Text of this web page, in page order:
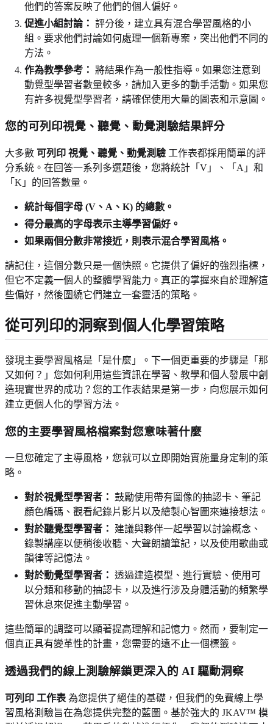
他們的答案反映了他們的個人偏好。
促進小組討論： 評分後，建立具有混合學習風格的小
組。要求他們討論如何處理一個新專案，突出他們不同的
方法。
作為教學參考： 將結果作為一般性指導。如果您注意到
動覺型學習者數量較多，請加入更多的動手活動。如果您
有許多視覺型學習者，請確保使用大量的圖表和示意圖。
您的可列印視覺、聽覺、動覺測驗結果評分
大多數 可列印 視覺、聽覺、動覺測驗 工作表都採用簡單的評
分系統。在回答一系列多選題後，您將統計「V」、「A」和
「K」的回答數量。
統計每個字母 (V、A、K) 的總數。
得分最高的字母表示主導學習偏好。
如果兩個分數非常接近，則表示混合學習風格。
請記住，這個分數只是一個快照。它提供了偏好的強烈指標，
但它不定義一個人的整體學習能力。真正的掌握來自於理解這
些偏好，然後圍繞它們建立一套靈活的策略。
從可列印的洞察到個人化學習策略
發現主要學習風格是「是什麼」。下一個更重要的步驟是「那
又如何？」您如何利用這些資訊在學習、教學和個人發展中創
造現實世界的成功？您的工作表結果是第一步，向您展示如何
建立更個人化的學習方法。
您的主要學習風格檔案對您意味著什麼
一旦您確定了主導風格，您就可以立即開始實施量身定制的策
略。
對於視覺型學習者： 鼓勵使用帶有圖像的抽認卡、筆記
顏色編碼、觀看紀錄片影片以及繪製心智圖來連接想法。
對於聽覺型學習者：
建議與夥伴一起學習以討論概念、
錄製講座以便稍後收聽、大聲朗讀筆記，以及使用歌曲或
韻律等記憶法。
對於動覺型學習者： 透過建造模型、進行實驗、使用可
以分類和移動的抽認卡，以及進行涉及身體活動的頻繁學
習休息來促進主動學習。
這些簡單的調整可以顯著提高理解和記憶力。然而，要制定一
個真正具有變革性的計畫，您需要的遠不止一個標籤。
透過我們的線上測驗解鎖更深入的 AI 驅動洞察
可列印 工作表 為您提供了絕佳的基礎，但我們的免費線上學
習風格測驗旨在為您提供完整的藍圖。基於強大的 JKAV™ 模